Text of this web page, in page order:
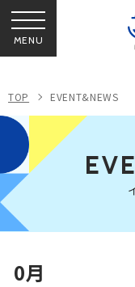
MENU
TOP EVENT&NEWS
0月